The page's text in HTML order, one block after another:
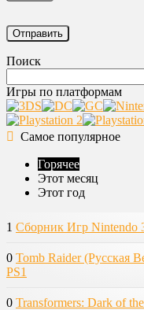
Поиск
Игры по платформам
Самое популярное
Горячее
Этот месяц
Этот год
1 Сборник Игр Nintendo
0 Tomb Raider (Русская
PS1
0 Transformers: Dark of